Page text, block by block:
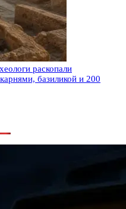
раскопали
базиликой и 200